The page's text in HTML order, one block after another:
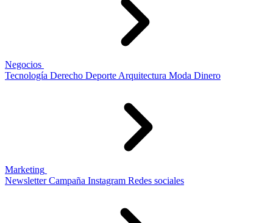
Negocios
Tecnología Derecho Deporte Arquitectura Moda Dinero
Marketing
Newsletter Campaña Instagram Redes sociales